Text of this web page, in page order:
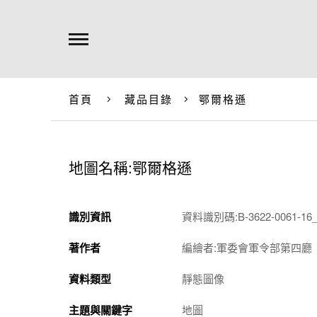
首頁 藏品目錄 鄂爾格遜
地圖名稱:鄂爾格遜
識別資訊 資料識別碼:B-3622-0061-
著作者 編繪者:軍委會軍令部第四廳
資料類型 靜態圖像
主題與關鍵字 地圖